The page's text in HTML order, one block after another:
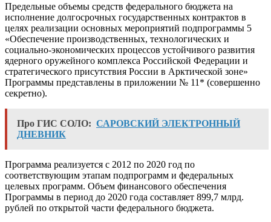
Предельные объемы средств федерального бюджета на
исполнение долгосрочных государственных контрактов в
целях реализации основных мероприятий подпрограммы 5
«Обеспечение производственных, технологических и
социально-экономических процессов устойчивого развития
ядерного оружейного комплекса Российской Федерации и
стратегического присутствия России в Арктической зоне»
Программы представлены в приложении № 11* (совершенно
секретно).
Про ГИС СОЛО: САРОВСКИЙ ЭЛЕКТРОННЫЙ
ДНЕВНИК
Программа реализуется с 2012 по 2020 год по
соответствующим этапам подпрограмм и федеральных
целевых программ. Объем финансового обеспечения
Программы в период до 2020 года составляет 899,7 млрд.
рублей по открытой части федерального бюджета.